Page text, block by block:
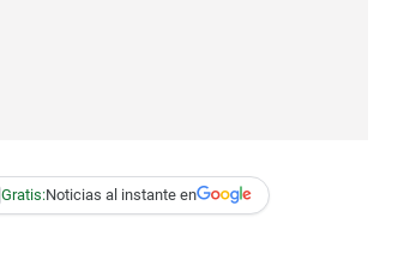
Gratis:Noticias al instante en